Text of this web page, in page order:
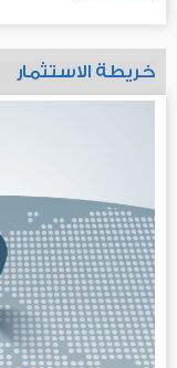
خريطة الاستثمار